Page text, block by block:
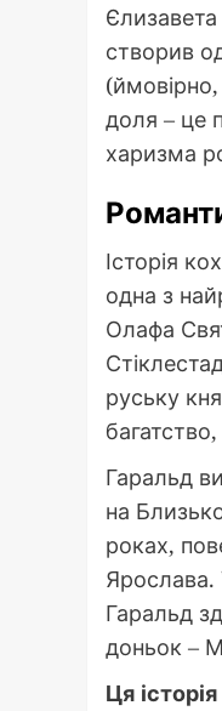
створив
доля – це
харизма
Історія
одна з
Олафа
руську
Гаральд
на
роках,
Ярослава.
Гаральд
доньок –
Ця